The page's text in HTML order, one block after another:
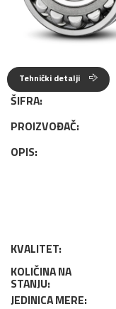
Tehnički detalji
ŠIFRA:
PROIZVOĐAČ:
OPIS:
KVALITET:
KOLIČINA NA
STANJU:
JEDINICA MERE: